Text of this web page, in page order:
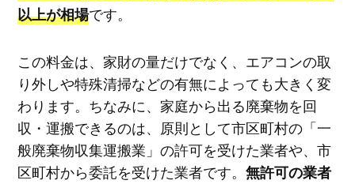
以上が相場です。
この料金は、家財の量だけでなく、エアコンの取
り外しや特殊清掃などの有無によっても大きく変
わります。ちなみに、家庭から出る廃棄物を回
収・運搬できるのは、原則として市区町村の「一
般廃棄物収集運搬業」の許可を受けた業者や、市
区町村から委託を受けた業者です。 無許可の業者